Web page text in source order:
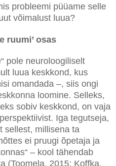
probleemi püüame selle
võimalust luua?
ruumi’ osas
pole neuroloogiliselt
luua keskkond, kus
omandada –, siis ongi
loomine. Selleks,
sobiv keskkond, on vaja
Iga tegutseja,
sellest, millisena ta
ei pruugi õpetaja ja
– kool tähendab
(Toomela, 2015; Koffka,